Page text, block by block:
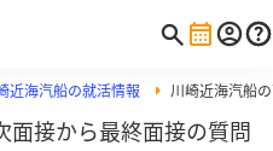
近海汽船の就活情報 川崎近海汽船
面接から最終面接の質問